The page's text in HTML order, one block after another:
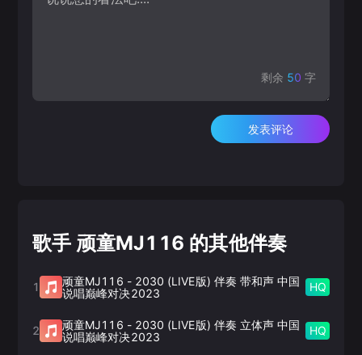
剩余 50 字
发表评论
歌手 顽童MJ116 的其他伴奏
1 顽童MJ116 - 2030 (LIVE版) 伴奏 带和声 中国
说唱巅峰对决2023
HQ
2 顽童MJ116 - 2030 (LIVE版) 伴奏 立体声 中国
说唱巅峰对决2023
HQ